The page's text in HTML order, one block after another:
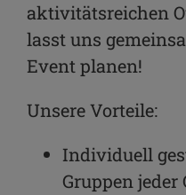
aktivitätsreichen
lasst uns
Event planen!
Unsere Vorteile:
Individuell
Gruppen jeder